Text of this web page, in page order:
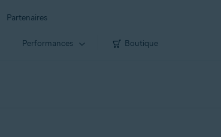
Partenaires
Performances Boutique